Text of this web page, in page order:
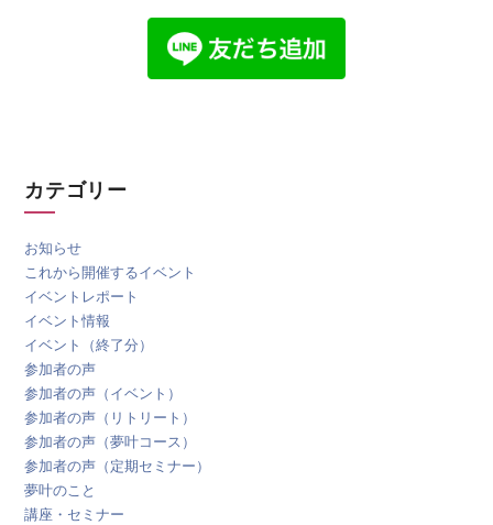
カテゴリー
お知らせ
これから開催するイベント
イベントレポート
イベント情報
イベント（終了分）
参加者の声
参加者の声（イベント）
参加者の声（リトリート）
参加者の声（夢叶コース）
参加者の声（定期セミナー）
夢叶のこと
講座・セミナー